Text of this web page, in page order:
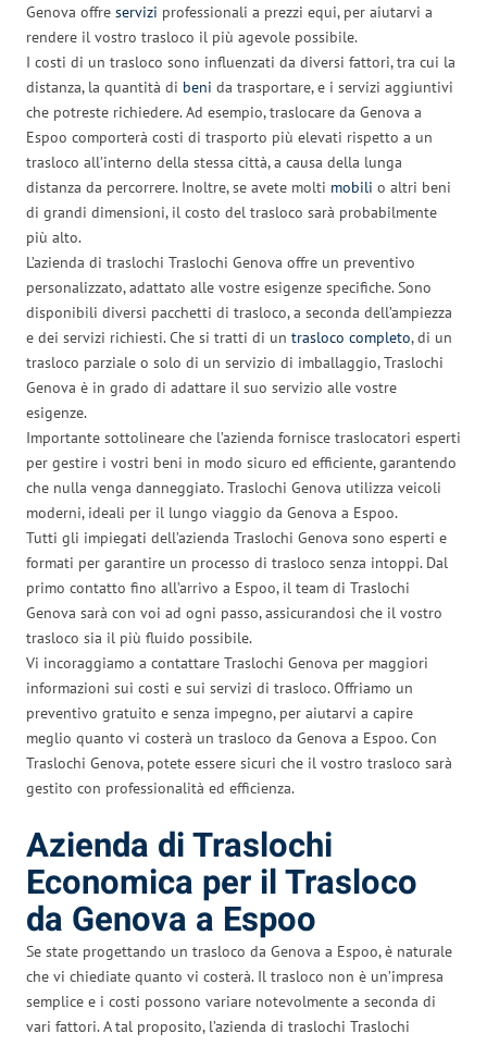
Genova offre servizi professionali a prezzi equi, per aiutarvi a
rendere il vostro trasloco il più agevole possibile.
I costi di un trasloco sono influenzati da diversi fattori, tra cui la
distanza, la quantità di beni da trasportare, e i servizi aggiuntivi
che potreste richiedere. Ad esempio, traslocare da Genova a
Espoo comporterà costi di trasporto più elevati rispetto a un
trasloco all’interno della stessa città, a causa della lunga
distanza da percorrere. Inoltre, se avete molti mobili o altri beni
di grandi dimensioni, il costo del trasloco sarà probabilmente
più alto.
L’azienda di traslochi Traslochi Genova offre un preventivo
personalizzato, adattato alle vostre esigenze specifiche. Sono
disponibili diversi pacchetti di trasloco, a seconda dell’ampiezza
e dei servizi richiesti. Che si tratti di un trasloco completo, di un
trasloco parziale o solo di un servizio di imballaggio, Traslochi
Genova è in grado di adattare il suo servizio alle vostre
esigenze.
Importante sottolineare che l’azienda fornisce traslocatori esperti
per gestire i vostri beni in modo sicuro ed efficiente, garantendo
che nulla venga danneggiato. Traslochi Genova utilizza veicoli
moderni, ideali per il lungo viaggio da Genova a Espoo.
Tutti gli impiegati dell’azienda Traslochi Genova sono esperti e
formati per garantire un processo di trasloco senza intoppi. Dal
primo contatto fino all’arrivo a Espoo, il team di Traslochi
Genova sarà con voi ad ogni passo, assicurandosi che il vostro
trasloco sia il più fluido possibile.
Vi incoraggiamo a contattare Traslochi Genova per maggiori
informazioni sui costi e sui servizi di trasloco. Offriamo un
preventivo gratuito e senza impegno, per aiutarvi a capire
meglio quanto vi costerà un trasloco da Genova a Espoo. Con
Traslochi Genova, potete essere sicuri che il vostro trasloco sarà
gestito con professionalità ed efficienza.
Azienda di Traslochi
Economica per il Trasloco
da Genova a Espoo
Se state progettando un trasloco da Genova a Espoo, è naturale
che vi chiediate quanto vi costerà. Il trasloco non è un’impresa
semplice e i costi possono variare notevolmente a seconda di
vari fattori. A tal proposito, l’azienda di traslochi Traslochi